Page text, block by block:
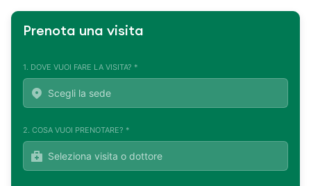
Prenota una visita
1. DOVE VUOI FARE LA VISITA? *
2. COSA VUOI PRENOTARE? *